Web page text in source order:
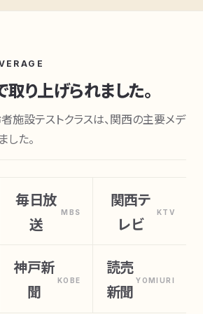
取り上げられました。
施設テストクラスは、関西の主要メデ
した。
毎日放
送
MBS
関西テ
レビ
KTV
神戸新
聞
KOBE
読売
新聞
YOMIURI